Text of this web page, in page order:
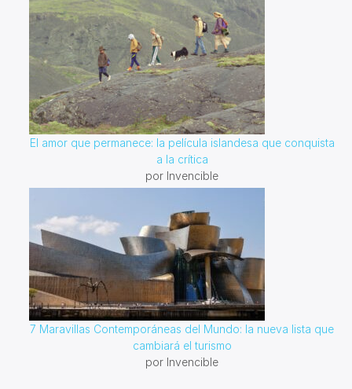
El amor que permanece: la película islandesa que conquista
a la crítica
por Invencible
7 Maravillas Contemporáneas del Mundo: la nueva lista que
cambiará el turismo
por Invencible